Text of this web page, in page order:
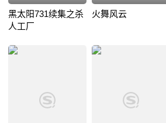
黑太阳731续集之杀
人工厂
火舞风云